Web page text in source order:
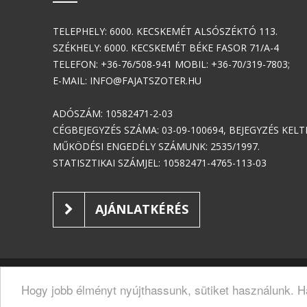
TELEPHELY: 6000. KECSKEMÉT ALSÓSZÉKTÓ 113.
SZÉKHELY: 6000. KECSKEMÉT BÉKE FASOR 71/A-4
TELEFON: +36-76/508-941 MOBIL: +36-70/319-7803;
E-MAIL: INFO@FAJATSZOTER.HU
ADÓSZÁM: 10582471-2-03
CÉGBEJEGYZÉS SZÁMA: 03-09-100694, BEJEGYZÉS
MŰKÖDÉSI ENGEDÉLY SZÁMUNK: 2535/1997.
STATISZTIKAI SZÁMJEL: 10582471-4765-113-03
AJÁNLATKÉRÉS
Hogy jobb élményt nyújthassunk, sütiket használunk.